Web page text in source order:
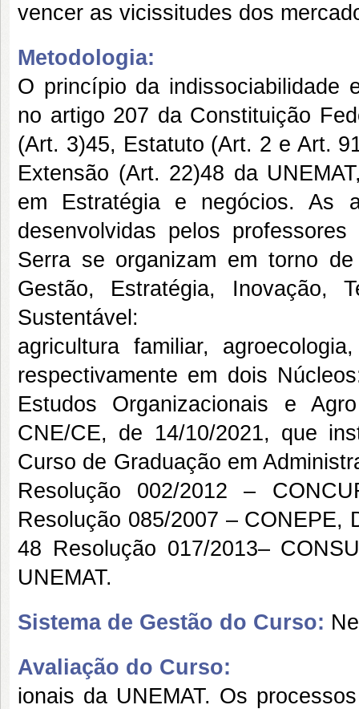
vencer as vicissitudes dos
Metodologia:
O princípio da indissociabilidade
no artigo 207 da Constituição
(Art. 3)45, Estatuto (Art. 2 e Art.
Extensão (Art. 22)48 da
em Estratégia e negócios. As
desenvolvidas pelos
Serra se organizam em torno
Gestão, Estratégia, Inovação,
Sustentável:
agricultura familiar,
respectivamente em dois
Estudos Organizacionais e
CNE/CE, de 14/10/2021, que
Curso de Graduação em
Resolução 002/2012 –
Resolução 085/2007 – CONEPE,
48 Resolução 017/2013–
UNEMAT.
Sistema de Gestão do Curso:
Avaliação do Curso:
ionais da UNEMAT. Os